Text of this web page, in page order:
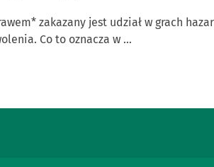
zakazany jest udział w grach
Co to oznacza w …